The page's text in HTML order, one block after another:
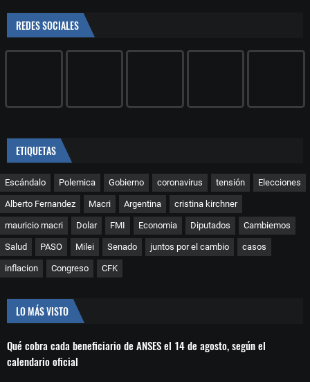
REDES SOCIALES
ETIQUETAS
Escándalo Polemica Gobierno coronavirus tensión Elecciones
Alberto Fernandez Macri Argentina cristina kirchner
mauricio macri Dolar FMI Economia Diputados Cambiemos
Salud PASO Milei Senado juntos por el cambio casos
inflacion Congreso CFK
LO MÁS VISTO
Qué cobra cada beneficiario de ANSES el 14 de agosto, según el
calendario oficial